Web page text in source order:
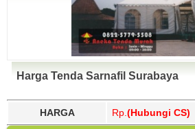
Harga Tenda Sarnafil Surabaya
HARGA Rp. (Hubungi CS)